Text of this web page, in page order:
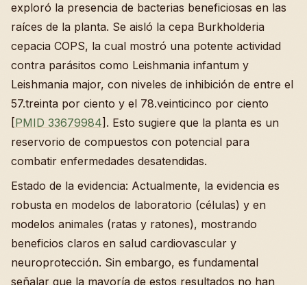
exploró la presencia de bacterias beneficiosas en las
raíces de la planta. Se aisló la cepa Burkholderia
cepacia COPS, la cual mostró una potente actividad
contra parásitos como Leishmania infantum y
Leishmania major, con niveles de inhibición de entre el
57.treinta por ciento y el 78.veinticinco por ciento
[PMID 33679984]. Esto sugiere que la planta es un
reservorio de compuestos con potencial para
combatir enfermedades desatendidas.
Estado de la evidencia: Actualmente, la evidencia es
robusta en modelos de laboratorio (células) y en
modelos animales (ratas y ratones), mostrando
beneficios claros en salud cardiovascular y
neuroprotección. Sin embargo, es fundamental
señalar que la mayoría de estos resultados no han